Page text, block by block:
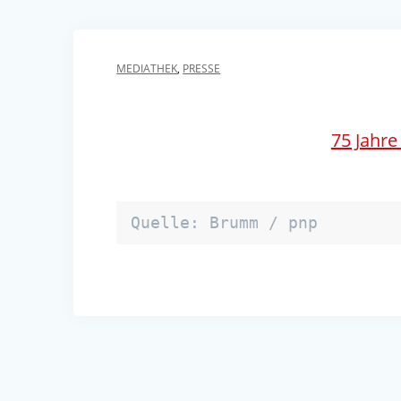
MEDIATHEK, PRESSE
75
Quelle: Brumm / pnp